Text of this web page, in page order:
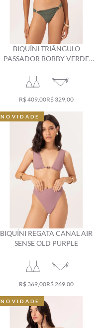
BIQUÍNI TRIÂNGULO
PASSADOR BOBBY VERDE
R$ 409,00R$ 329,00
BIQUÍNI REGATA CANAL AIR
SENSE OLD PURPLE
R$ 369,00
NOVIDADE
R$ 269,00
NOVIDADE
NOVIDADE
NOVIDADE